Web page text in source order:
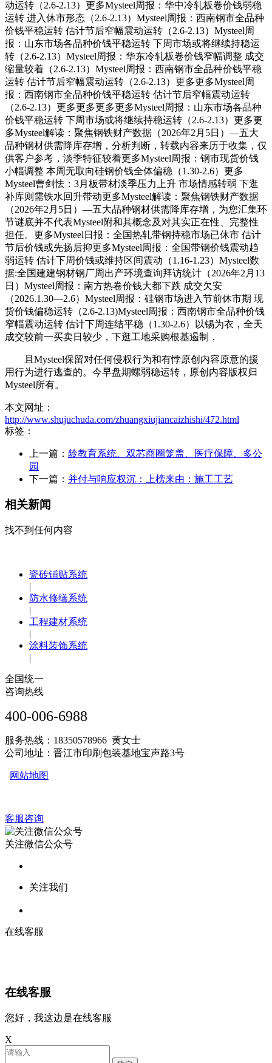
动运转（2.6-2.13）更多Mysteel周报：华中冷轧板卷价钱弱稳
运转 进入休市形态（2.6-2.13）Mysteel周报：西南钢市全品种
价钱平稳运转 估计节后窄幅震动运转（2.6-2.13）Mysteel周
报：山东市场各品种价钱平稳运转 下周市场或将继续持稳运
转（2.6-2.13）Mysteel周报：华东冷轧板卷价钱窄幅调整 成交
缩量较着（2.6-2.13）Mysteel周报：西南钢市全品种价钱平稳
运转 估计节后窄幅震动运转（2.6-2.13）更多更多Mysteel周
报：西南钢市全品种价钱平稳运转 估计节后窄幅震动运转
（2.6-2.13）更多更多更多更多Mysteel周报：山东市场各品种
价钱平稳运转 下周市场或将继续持稳运转（2.6-2.13）更多更
多Mysteel解读：聚焦钢铁财产数据（2026年2月5日）—五大
品种钢材供需降库存增，分析判断，转载内容来历于收集，仅
供客户参考，淡季特征较着更多Mysteel周报：钢市现货价钱
小幅调整 本周无取向硅钢价钱全体偏稳（1.30-2.6）更多
Mysteel曹剑怯：3月板带材淡季压力上升 市场情感转弱 下逛
补库则需铁水回升带动更多Mysteel解读：聚焦钢铁财产数据
（2026年2月5日）—五大品种钢材供需降库存增，为您汇集环
节谜底并不代表Mysteel附和其概念及对其实正在性、完整性
担任。更多Mysteel日报：全国热轧带钢持稳市场已休市 估计
节后价钱或先扬后抑更多Mysteel周报：全国带钢价钱震动趋
弱运转 估计下周价钱或维持区间震动（1.16-1.23）Mysteel数
据:全国建建钢材钢厂周出产环境查询拜访统计（2026年2月13
日）Mysteel周报：南方热卷价钱大都下跌 成交欠安
（2026.1.30—2.6）Mysteel周报：硅钢市场进入节前休市期 现
货价钱偏稳运转（2.6-2.13)Mysteel周报：西南钢市全品种价钱
窄幅震动运转 估计下周连结平稳（1.30-2.6）以锡为衣，全天
成交较前一买卖日较少，下逛工地采购根基遏制，
且Mysteel保留对任何侵权行为和有悖原创内容原意的援
用行为进行逃查的。今早盘期螺弱稳运转，原创内容版权归
Mysteel所有。
本文网址：
http://www.shujuchuda.com/zhuangxiujiancaizhishi/472.html
标签：
上一篇： 龄教育系统、双芯商圈笼盖、医疗保障、多公
园
下一篇： 并付与响应权沉：上榜来由：施工工艺
相关新闻
找不到任何内容
瓷砖铺贴系统
|
防水修缮系统
|
工程建材系统
|
涂料装饰系统
|
全国统一
咨询热线
400-006-6988
服务热线：18350578966 黄女士
公司地址：晋江市印刷包装基地宝声路3号
网站地图
客服咨询
关注微信公众号
关注我们
在线客服
在线客服
您好，我这边是在线客服
X